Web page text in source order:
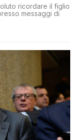
ricordare il figlio
messaggi di